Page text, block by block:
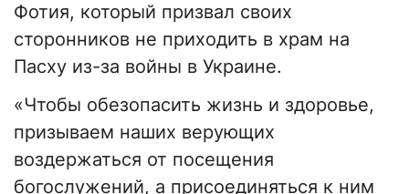
Фотия, который призвал своих
сторонников не приходить в храм на
Пасху из-за войны в Украине.
«Чтобы обезопасить жизнь и здоровье,
призываем наших верующих
воздержаться от посещения
богослужений, а присоединяться к ним